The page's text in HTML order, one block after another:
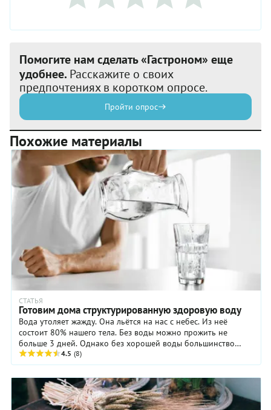
Помогите нам сделать «Гастроном» еще
удобнее. Расскажите о своих
предпочтениях в коротком опросе.
Пройти опрос
Похожие материалы
СТАТЬЯ
Готовим дома структурированную здоровую воду
Вода утоляет жажду. Она льётся на нас с небес. Из неё
состоит 80% нашего тела. Без воды можно прожить не
больше 3 дней. Однако без хорошей воды большинство
людей живет годами и даже десятилетиями, не ведая о том,
что им доступна другая жизнь – гораздо лучшего качества.
4.5 (8)